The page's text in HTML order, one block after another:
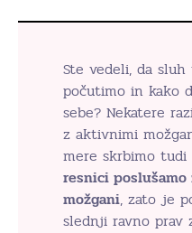
Ste vedeli, da
počutimo in kako
sebe? Nekatere
z aktivnimi
mere skrbimo tudi
resnici
možgani, zato je
slednji ravno prav